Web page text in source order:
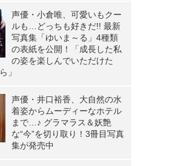
声優・小倉唯、可愛いもクー
ルも…どっちも好きだ!! 最新
写真集「ゆいま～る」4種類
の表紙を公開！「成長した私
の姿を楽しんでいただけた
ら」
声優・井口裕香、大自然の水
着姿からムーディーなホテル
まで…♪ グラマラス＆妖艶
な“今”を切り取り！3冊目写真
集が発売中